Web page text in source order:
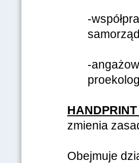
-
-
zmienia
Obejmuje